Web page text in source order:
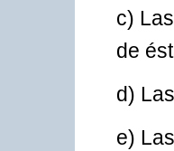
c)
de
d)
e)